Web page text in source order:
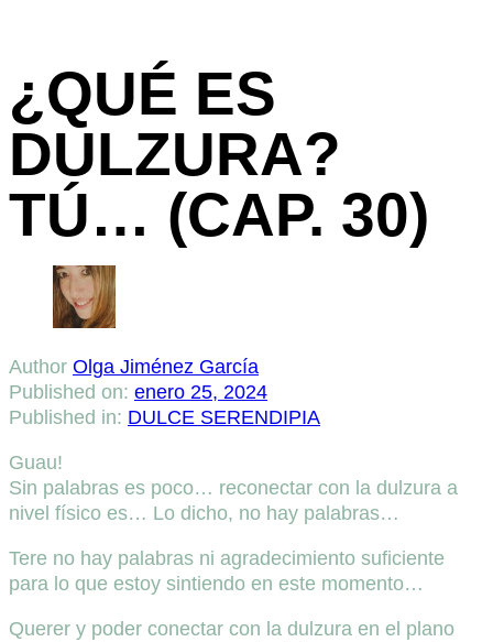
¿QUÉ ES
DULZURA?
TÚ… (CAP. 30)
Author Olga Jiménez García
Published on: enero 25, 2024
Published in: DULCE SERENDIPIA
Guau!
Sin palabras es poco… reconectar con la dulzura a
nivel físico es… Lo dicho, no hay palabras…
Tere no hay palabras ni agradecimiento suficiente
para lo que estoy sintiendo en este momento…
Querer y poder conectar con la dulzura en el plano